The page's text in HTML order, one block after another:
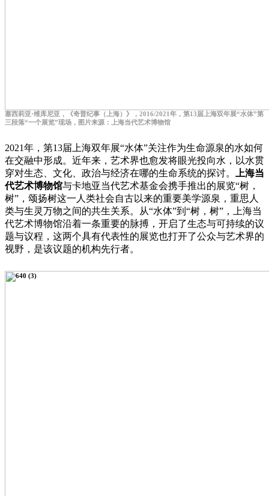
塞西莉亚·维库尼亚，《奇普纪事（上海）》，2016/2021年，第13届上海双年展“水体”第
三段落“一个展览”现场，图片来源：上海当代艺术博物馆
2021年，第13届上海双年展“水体”关注作为生命源泉的水如何
在交融中形成。近年来，艺术界也愈发将眼光投向水，以水贯
穿对生态、文化、政治与经济在哪的生命系统的探讨。
上海当
代艺术博物馆与卡地亚当代艺术基金会携手推出的展览“树，
树”，颂扬树这一人类社会自古以来的重要美学源泉，重思人
类与生灵万物之间的共生关系。从“水体”到“树，树”，上海当
代艺术博物馆沿着一条重要的脉搏，开启了生态与可持续的议
题与议程，这两个具有代表性的展览也打开了公众与艺术界的
视野，是该议题的机构先行者。